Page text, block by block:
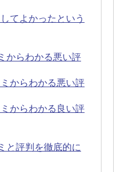
てよかったという
からわかる悪い評
からわかる悪い評
からわかる良い評
と評判を徹底的に